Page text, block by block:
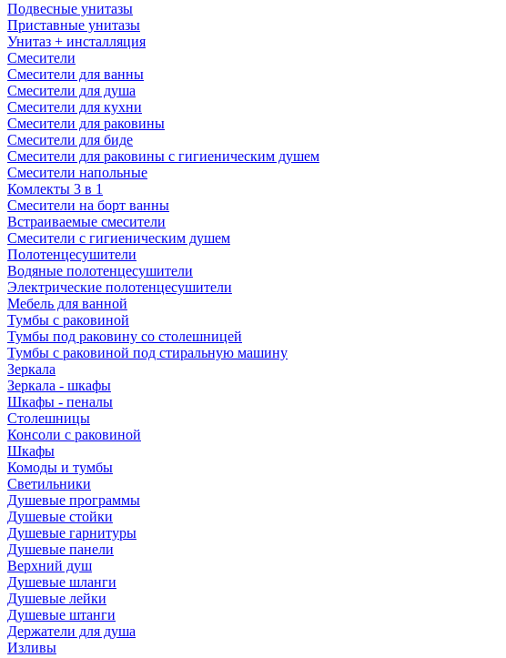
Подвесные унитазы
Приставные унитазы
Унитаз + инсталляция
Смесители
Смесители для ванны
Смесители для душа
Смесители для кухни
Смесители для раковины
Смесители для биде
Смесители для раковины с гигиеническим душем
Смесители напольные
Комлекты 3 в 1
Смесители на борт ванны
Встраиваемые смесители
Смесители с гигиеническим душем
Полотенцесушители
Водяные полотенцесушители
Электрические полотенцесушители
Мебель для ванной
Тумбы с раковиной
Тумбы под раковину со столешницей
Тумбы с раковиной под стиральную машину
Зеркала
Зеркала - шкафы
Шкафы - пеналы
Столешницы
Консоли с раковиной
Шкафы
Комоды и тумбы
Светильники
Душевые программы
Душевые стойки
Душевые гарнитуры
Душевые панели
Верхний душ
Душевые шланги
Душевые лейки
Душевые штанги
Держатели для душа
Изливы